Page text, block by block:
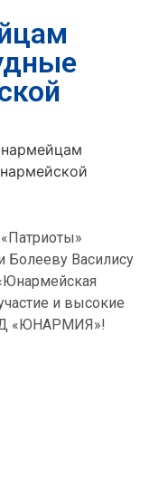
Василису
и высокие
«ЮНАРМИЯ»!